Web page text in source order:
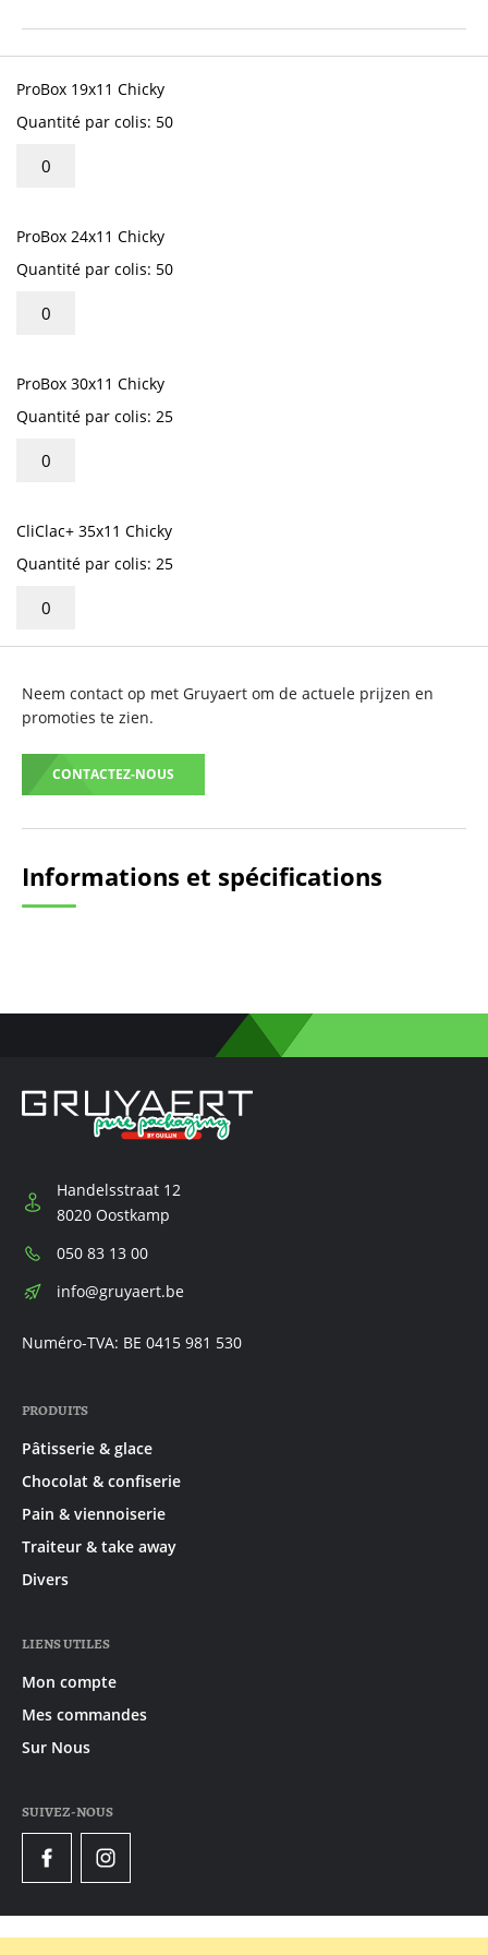
du
groupé
ProBox 19x11 Chicky
Quantité par colis: 50
ProBox 24x11 Chicky
Quantité par colis: 50
ProBox 30x11 Chicky
Quantité par colis: 25
CliClac+ 35x11 Chicky
Quantité par colis: 25
Neem contact op met Gruyaert om de actuele prijzen en
promoties te zien.
CONTACTEZ-NOUS
la
Galerie
Informations et spécifications
Handelsstraat 12
8020 Oostkamp
Téléphone:
050 83 13 00
E-
info@gruyaert.be
Numéro-TVA: BE 0415 981 530
PRODUITS
Pâtisserie & glace
Chocolat & confiserie
Pain & viennoiserie
Traiteur & take away
Divers
LIENS UTILES
Mon compte
Mes commandes
Sur Nous
SUIVEZ-NOUS
FacebookInstagram